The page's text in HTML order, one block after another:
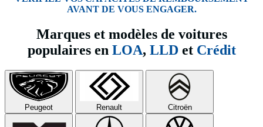
AVANT DE VOUS ENGAGER.
Marques et modèles de voitures
populaires en LOA, LLD et Crédit
Peugeot Renault Citroën